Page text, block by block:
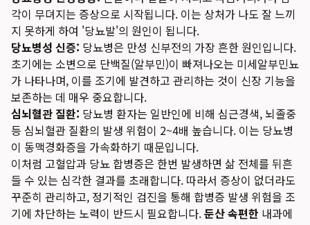
각이 무뎌지는 증상으로 시작됩니다. 이는 상처가 나도 잘 느끼
지 못하게 하여 '당뇨발'의 원인이 됩니다.
당뇨병성 신증: 당뇨병은 만성 신부전의 가장 흔한 원인입니다.
초기에는 소변으로 단백질(알부민)이 빠져나오는 미세알부민뇨
가 나타나며, 이를 조기에 발견하고 관리하는 것이 신장 기능을
보존하는 데 매우 중요합니다.
심뇌혈관 질환: 당뇨병 환자는 일반인에 비해 심근경색, 뇌졸중
등 심뇌혈관 질환의 발생 위험이 2~4배 높습니다. 이는 당뇨병
이 동맥경화증을 가속화하기 때문입니다.
이처럼 고혈압과 당뇨 합병증은 한번 발생하면 삶 전체를 뒤흔
들 수 있는 심각한 결과를 초래합니다. 따라서 증상이 없더라도
꾸준히 관리하고, 정기적인 검진을 통해 합병증 발생 위험을 조
기에 차단하는 노력이 반드시 필요합니다.둔산 속편한 내과에